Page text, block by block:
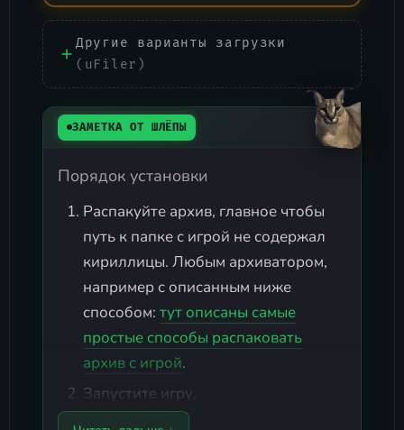
Другие варианты загрузки
(uFiler)
ЗАМЕТКА ОТ ШЛЁПЫ
Порядок установки
Распакуйте архив, главное чтобы
путь к папке с игрой не содержал
кириллицы. Любым архиватором,
например с описанным ниже
способом: тут описаны самые
простые способы распаковать
архив с игрой.
Запустите игру.